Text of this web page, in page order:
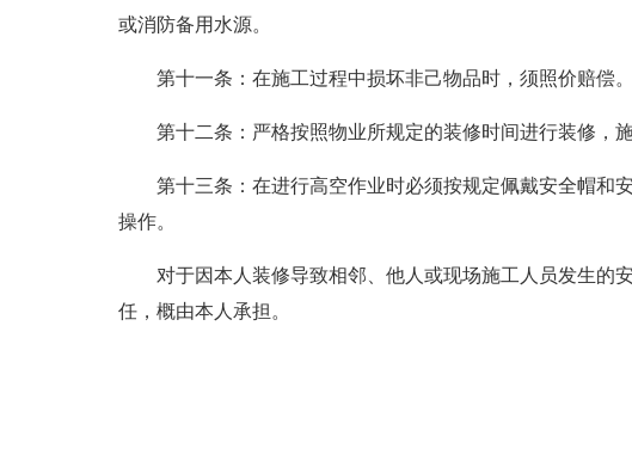
或消防备用水源。
第十一条：在施工过程中损坏非己物品时，须照价赔偿。
第十二条：严格按照物业所规定的装修时间进行装修，
第十三条：在进行高空作业时必须按规定佩戴安全帽和
操作。
对于因本人装修导致相邻、他人或现场施工人员发生的
任，概由本人承担。